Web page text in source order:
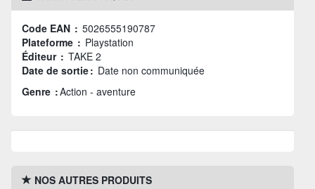
Code EAN : 5026555190787
Plateforme : Playstation
Éditeur : TAKE 2
Date de sortie : Date non communiquée
Genre :Action - aventure
NOS AUTRES PRODUITS